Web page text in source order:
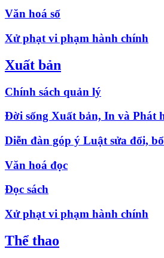
Văn hoá số
Xử phạt vi phạm hành chính
Xuất bản
Chính sách quản lý
Đời sống Xuất bản, In và Phát
Diễn đàn góp ý Luật sửa đổi,
Văn hoá đọc
Đọc sách
Xử phạt vi phạm hành chính
Thể thao